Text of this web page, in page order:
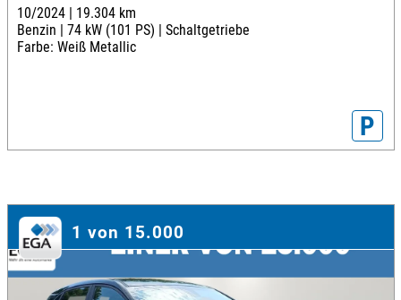
10/2024 | 19.304 km
Benzin | 74 kW (101 PS) | Schaltgetriebe
Farbe: Weiß Metallic
P
1 von 15.000